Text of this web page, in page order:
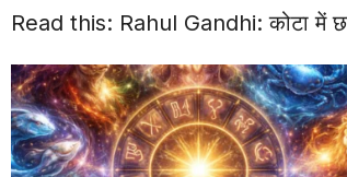
Read this: Rahul Gandhi: कोटा में